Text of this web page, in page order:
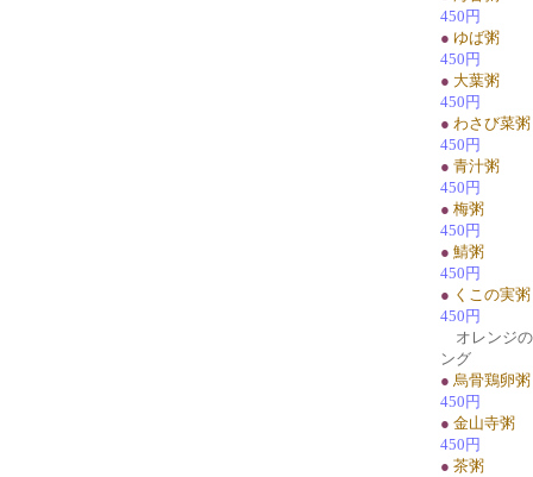
450円
● ゆば粥
450円
● 大葉粥
450円
● わさび菜粥
450円
● 青汁粥
450円
● 梅粥
450円
● 鯖粥
450円
● くこの実粥
450円
オレンジの
ング
● 烏骨鶏卵粥
450円
● 金山寺粥
450円
● 茶粥